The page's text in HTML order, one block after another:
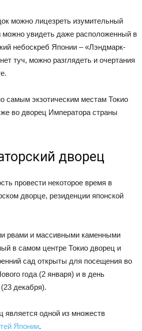
можно лицезреть изумительный
увидеть даже расположенный в
небоскреб Японии – «Лэндмарк-
туч, можно разглядеть и очертания
самым экзотическим местам Токио
во дворец Императора страны
дворец
провести некоторое время в
дворце, резиденции японской
рвами и массивными каменными
в самом центре Токио дворец и
сад открыты для посещения во
года (2 января) и в день
декабря).
является одной из множеств
Японии.